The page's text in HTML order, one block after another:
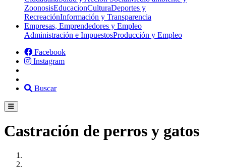
ZoonosisEducacionCulturaDeportes y
RecreaciónInformación y Transparencia
Empresas, Emprendedores y Empleo
Administración e ImpuestosProducción y Empleo
Facebook
Instagram
Buscar
Castración de perros y gatos